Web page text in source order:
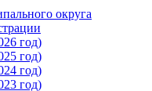
округа
год)
год)
год)
год)